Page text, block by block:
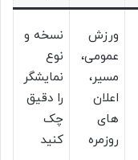
ورزش
عمومی،
مسیر،
اعلان
های
روزمره
نسخه و
نوع
نمایشگر
را دقیق
چک
کنید